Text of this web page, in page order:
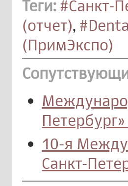
Теги: #Санкт-
(отчет),
(ПримЭкспо)
10-я
Санкт-